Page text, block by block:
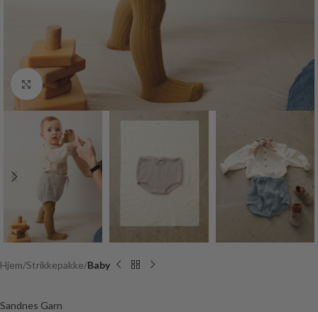
Click to enlarge
Hjem Strikkepakke Baby
Sandnes Garn